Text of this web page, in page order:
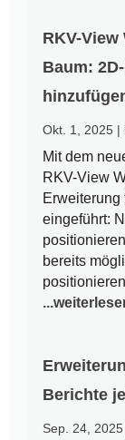
RKV-
Baum:
Okt. 1, 2025 |
Mit dem
RKV-View
Erweiterung
eingeführt:
bereits
Berichte
Sep. 24, 2025